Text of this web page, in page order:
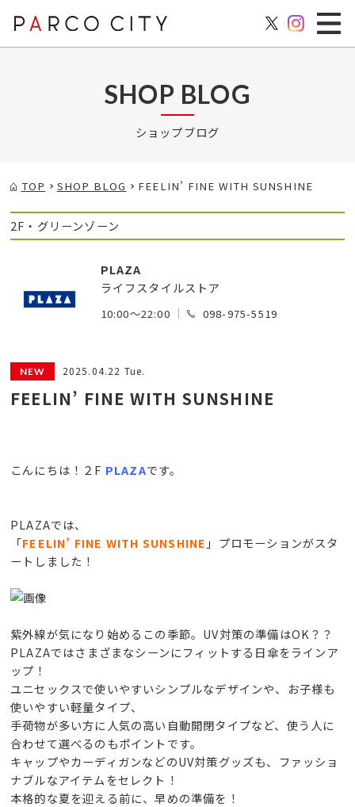
SHOP BLOG
ショップブログ
TOP SHOP BLOG FEELIN’ FINE WITH SUNSHINE
2F・グリーンゾーン
PLAZA
ライフスタイルストア
10:00～22:00 098-975-5519
2025.04.22 Tue.
FEELIN’ FINE WITH SUNSHINE
こんにちは！２F PLAZAです。
PLAZAでは、
「FEELIN’ FINE WITH SUNSHINE 」プロモーションがスタ
ートしました！
紫外線が気になり始めるこの季節。UV対策の準備はOK？？
PLAZAではさまざまなシーンにフィットする日傘をラインア
ップ！
ユニセックスで使いやすいシンプルなデザインや、お子様も
使いやすい軽量タイプ、
手荷物が多い方に人気の高い自動開閉タイプなど、使う人に
合わせて選べるのもポイントです。
キャップやカーディガンなどのUV対策グッズも、ファッショ
ナブルなアイテムをセレクト！
本格的な夏を迎える前に、早めの準備を！